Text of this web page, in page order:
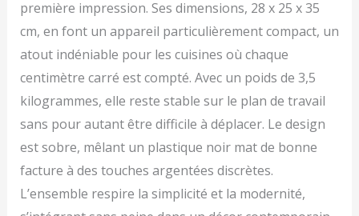
première impression. Ses dimensions, 28 x 25 x 35
cm, en font un appareil particulièrement compact, un
atout indéniable pour les cuisines où chaque
centimètre carré est compté. Avec un poids de 3,5
kilogrammes, elle reste stable sur le plan de travail
sans pour autant être difficile à déplacer. Le design
est sobre, mêlant un plastique noir mat de bonne
facture à des touches argentées discrètes.
L’ensemble respire la simplicité et la modernité,